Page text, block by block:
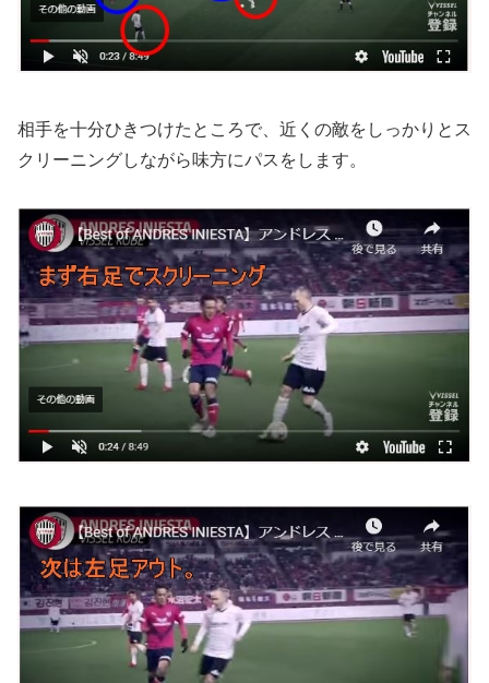
相手を十分ひきつけたところで、近くの敵をしっかりとス
クリーニングしながら味方にパスをします。